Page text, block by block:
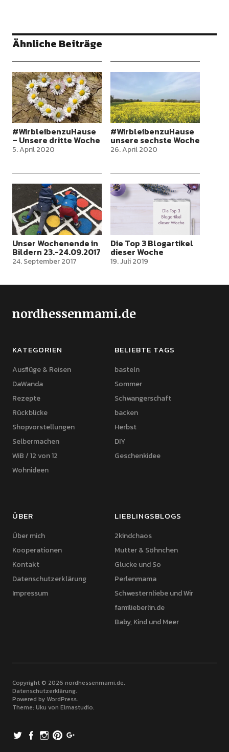
Ähnliche Beiträge
#WirbleibenzuHause
– Unsere dritte Woche
5. April 2020
#WirbleibenzuHause
unsere sechste Woche
26. April 2020
Unser Wochenende in
Bildern 23.-24.09.2017
24. September 2017
Die Top 3 Blogartikel
dieser Woche
19. Juli 2019
nordhessenmami.de
KATEGORIEN
Ausflüge & Reisen
DaWanda
Rezepte
Rückblicke
Shopvorstellungen
Selbermachen
WiB / 12 von 12
Wohnideen
BELIEBTE TAGS
basteln
Sommer
Schwangerschaft
backen
Herbst
DIY
Geschenkidee
ÜBER
Über mich
Kooperationen
Kontakt
Datenschutzerklärung
Impressum
LIEBLINGSBLOGS
2kindchaos
Mutter & Söhnchen
Glucke und So
Perlenmama
Schwesternliebe und Wir
familieberlin.de
Baby, Kind und Meer
Copyright © 2026 nordhessenmami.de
Datenschutzerklärung
Powered by WordPress
Theme: Uku von Elmastudio